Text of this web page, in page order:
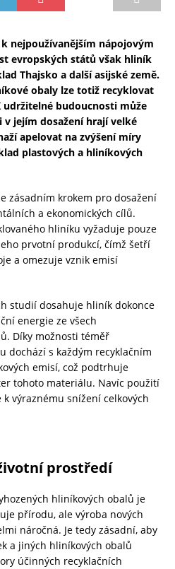
nejpoužívanějším nápojovým
evropských států však hliník
Thajsko a další asijské země.
obaly lze totiž recyklovat
udržitelné budoucnosti může
jejím dosažení hrají velké
apelovat na zvýšení míry
plastových a hliníkových
zásadním krokem pro dosažení
a ekonomických cílů.
hliníku vyžaduje pouze
prvotní produkcí, čímž šetří
a omezuje vznik emisí
studií dosahuje hliník dokonce
energie ze všech
Díky možnosti téměř
dochází s každým recyklačním
emisí, což podtrhuje
tohoto materiálu. Navíc použití
výraznému snížení celkových
prostředí
hliníkových obalů je
přírodu, ale výroba nových
náročná. Je tedy zásadní, aby
a jiných hliníkových obalů
účinných recyklačních